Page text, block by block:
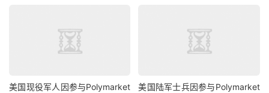
美国现役军人因参与Polymarket
美国陆军士兵因参与Polymarket